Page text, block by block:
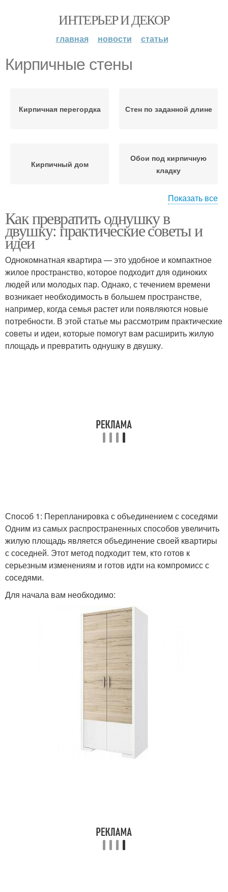
ИНТЕРЬЕР И ДЕКОР
главная новости статьи
Кирпичные стены
Кирпичная перегордка Стен по заданной длине
Кирпичный дом
Обои под кирпичную
кладку
кладку
кирпичными стенами
Стен на кухне Стен в интерьере
Кирпичная отделка Стен под белый кирпич
Стены под кирпич Стены к работе
Стен со старой
Пароизоляция для стен
Стен при сооружении
Показать все
Как превратить однушку в
двушку: практические советы и
идеи
Однокомнатная квартира — это удобное и компактное
жилое пространство, которое подходит для одиноких
людей или молодых пар. Однако, с течением времени
возникает необходимость в большем пространстве,
например, когда семья растет или появляются новые
потребности. В этой статье мы рассмотрим практические
советы и идеи, которые помогут вам расширить жилую
площадь и превратить однушку в двушку.
Способ 1: Перепланировка с объединением с соседями
Одним из самых распространенных способов увеличить
жилую площадь является объединение своей квартиры
с соседней. Этот метод подходит тем, кто готов к
серьезным изменениям и готов идти на компромисс с
соседями.
Для начала вам необходимо: